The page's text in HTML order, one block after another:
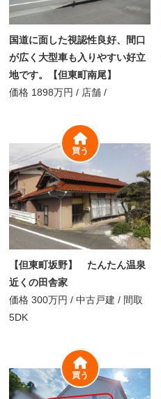
国道に面した視認性良好、間口
が広く大型車も入りやすい好立
地です。【但東町南尾】
価格 1898万円 / 店舗 /
【但東町坂野】 たんたん温泉
近くの田舎家
価格 300万円 / 中古戸建 / 間取
5DK
買う
買う